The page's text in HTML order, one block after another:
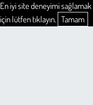
En iyi site deneyimi
için lütfen tıklayın. Tamam